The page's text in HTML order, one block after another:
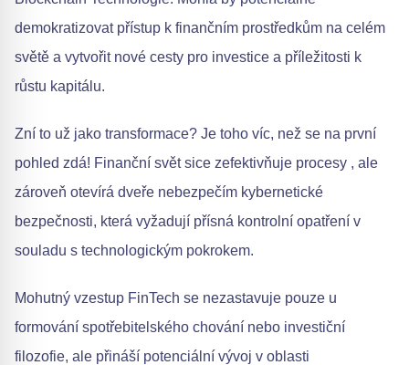
demokratizovat přístup k finančním prostředkům na celém
světě a vytvořit nové cesty pro investice a příležitosti k
růstu kapitálu.
Zní to už jako transformace? Je toho víc, než se na první
pohled zdá! Finanční svět sice zefektivňuje procesy , ale
zároveň otevírá dveře nebezpečím kybernetické
bezpečnosti, která vyžadují přísná kontrolní opatření v
souladu s technologickým pokrokem.
Mohutný vzestup FinTech se nezastavuje pouze u
formování spotřebitelského chování nebo investiční
filozofie, ale přináší potenciální vývoj v oblasti